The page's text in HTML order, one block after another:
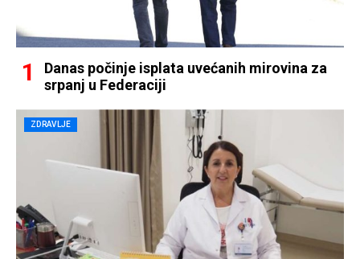
Danas počinje isplata uvećanih mirovina za
srpanj u Federaciji
ZDRAVLJE